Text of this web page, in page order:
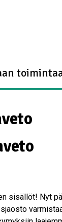
sisällöt! Nyt